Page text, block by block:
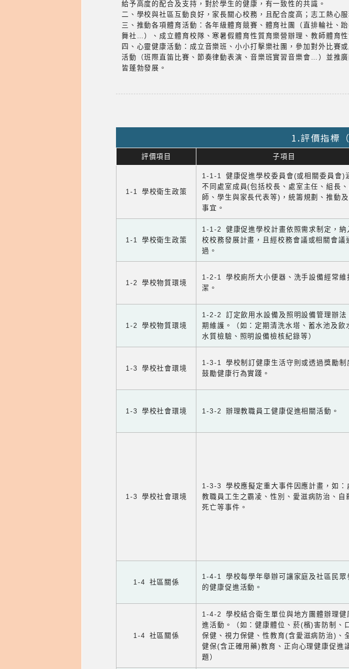
給予高度的配合及支持，對於學生的健康，有一致性的共識。
二、學校與社區互動良好，家長關心校務，且配合度高；志工熱心
三、推動各項體育活動：各年級體育競賽、體育社團（直排輪社、
舞社…）、成立體育校隊、寒暑假體育性質育樂營辦理、教師體育
四、心靈健康活動：成立音樂班、小小打擊樂社團，參加對外比賽
活動（班際直笛比賽、節奏律動表演、音樂班實習音樂會…）並推
皆蓬勃發展。
1.評價指標
評價項目 子項目
1-1 學校衛生政策
1-1-1 健康促進學校委員會(或相關委員會)
不同處室成員(包括校長、處室主任、組長
師、學生與家長代表等)，統籌規劃、推動
事宜。
1-1 學校衛生政策
1-1-2 健康促進學校計畫依照需求制定，納
校校務發展計畫，且經校務會議或相關會議
過。
1-2 學校物質環境
1-2-1 學校廁所大小便器、洗手設備經常維
潔。
1-2 學校物質環境
1-2-2 訂定飲用水設備及照明設備管理辦法
期維護。（如：定期清洗水塔、蓄水池及飲
水質檢驗、照明設備檢核紀錄等）
1-3 學校社會環境
1-3-1 學校制訂健康生活守則或透過獎勵制
鼓勵健康行為實踐。
1-3 學校社會環境 1-3-2 辦理教職員工健康促進相關活動。
1-3 學校社會環境
1-3-3 學校應擬定重大事件因應計畫，如：
教職員工生之霸凌、性別、愛滋病防治、自
死亡等事件。
1-4 社區關係
1-4-1 學校每學年舉辦可讓家庭及社區民眾
的健康促進活動。
1-4 社區關係
1-4-2 學校結合衛生單位與地方團體辦理健
進活動。（如：健康體位、菸(檳)害防制、
保健、視力保健、性教育(含愛滋病防治)、
健保(含正確用藥)教育、正向心理健康促進
題）